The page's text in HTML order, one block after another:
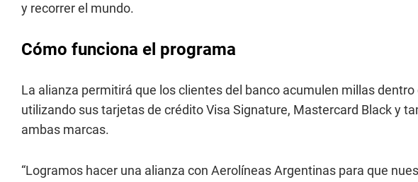
y recorrer el mundo.
Cómo funciona el programa
La alianza permitirá que los clientes del banco acumulen millas
utilizando sus tarjetas de crédito Visa Signature, Mastercard Black y
ambas marcas.
“Logramos hacer una alianza con Aerolíneas Argentinas para que